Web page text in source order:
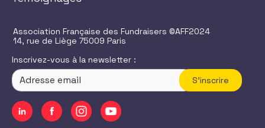
Association Française des Fundraisers ©AFF2024
14, rue de Liège 75009 Paris
Inscrivez-vous à la newsletter :
S'inscrire